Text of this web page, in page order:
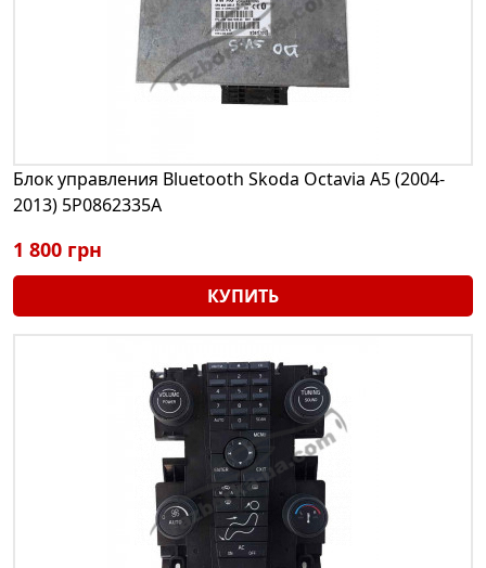
Блок управления Bluetooth Skoda Octavia A5 (2004-
2013) 5P0862335A
1 800 грн
КУПИТЬ